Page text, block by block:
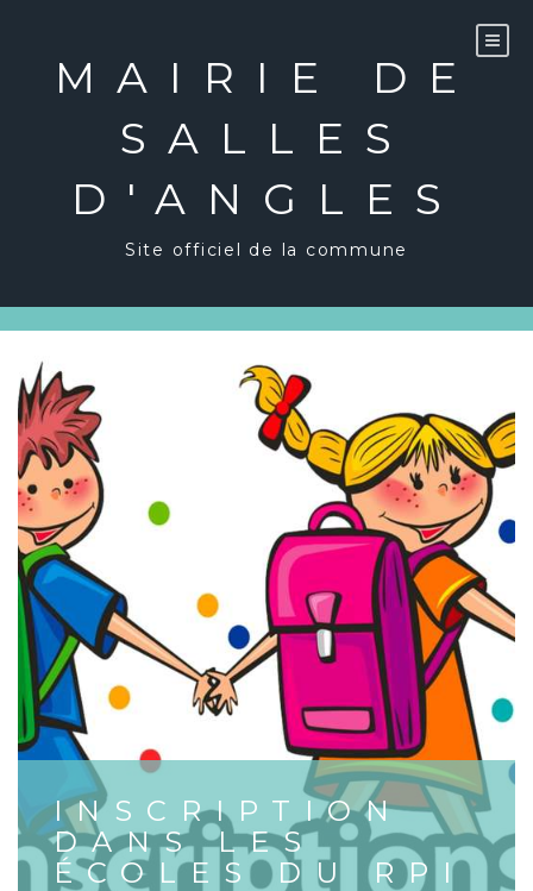
MAIRIE DE
SALLES
D'ANGLES
Site officiel de la commune
INSCRIPTION
DANS LES
ÉCOLES DU RPI